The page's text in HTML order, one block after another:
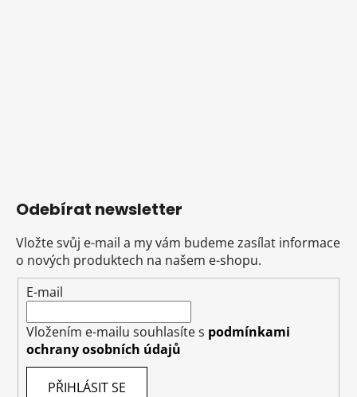
Odebírat newsletter
Vložte svůj e-mail a my vám budeme zasílat informace
o nových produktech na našem e-shopu.
E-mail
Vložením e-mailu souhlasíte s podmínkami
ochrany osobních údajů
PŘIHLÁSIT SE